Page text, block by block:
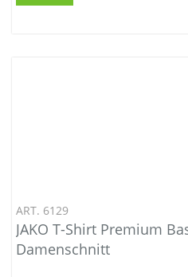
ART. 6129
JAKO T-Shirt Premium
Damenschnitt